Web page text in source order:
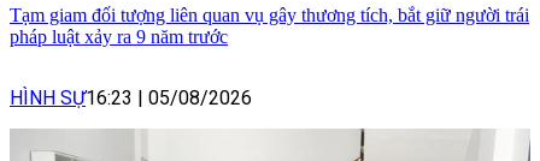
Tạm giam đối tượng liên quan vụ gây thương tích, bắt giữ người trái
pháp luật xảy ra 9 năm trước
HÌNH SỰ16:23 05/08/2026